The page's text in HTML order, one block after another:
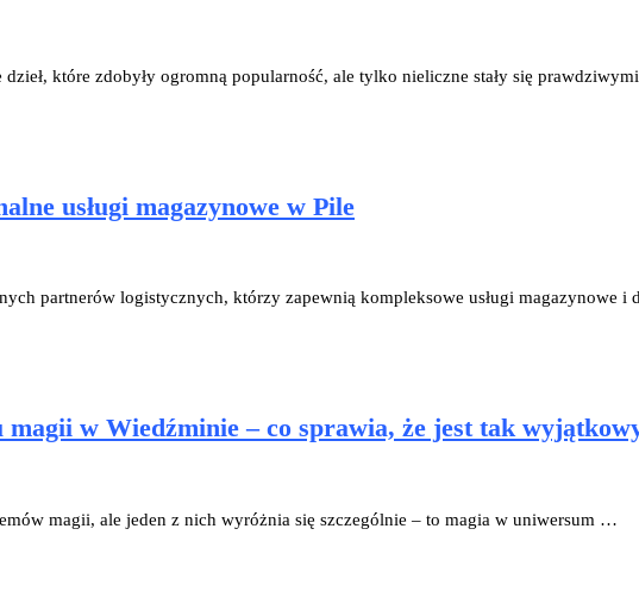
które zdobyły ogromną popularność, ale tylko nieliczne stały się
usługi magazynowe w Pile
partnerów logistycznych, którzy zapewnią kompleksowe usługi magazynowe i
magii w Wiedźminie – co sprawia, że jest tak
magii, ale jeden z nich wyróżnia się szczególnie – to magia w uniwersum …